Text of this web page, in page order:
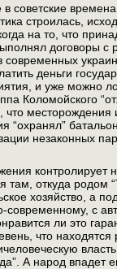
советские
строилась,
на то, что
договоры
деньги
и уже можно
Коломойского
месторождения
незаконных
контролирует
откуда родом
хозяйство, а
современному, с
ли это
что
А народ